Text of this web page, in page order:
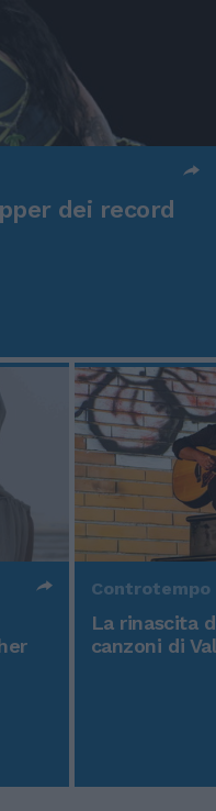
dei record
Controtempo
La rinascita
canzoni di